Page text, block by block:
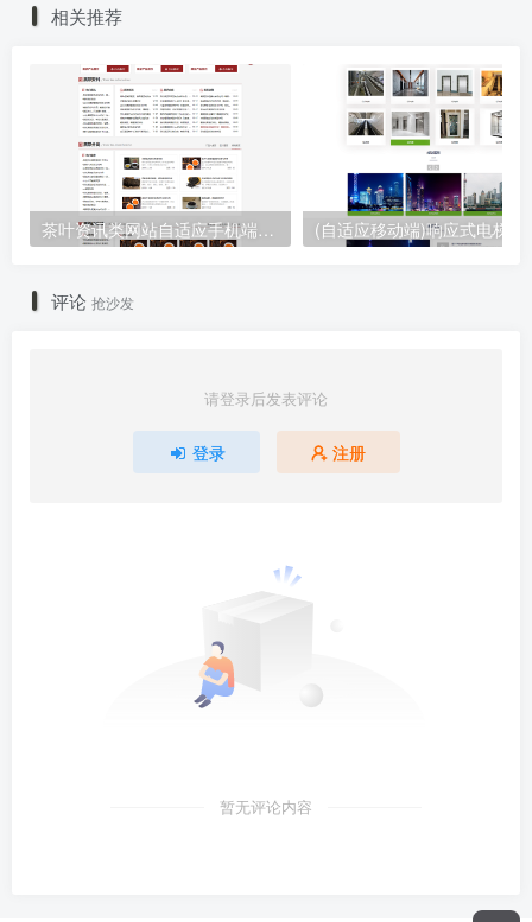
相关推荐
茶叶资讯类网站自适应手机端pbootcms模板 茶叶产品茶叶知识信息网站源码下载
评论 抢沙发
请登录后发表评论
登录 注册
暂无评论内容